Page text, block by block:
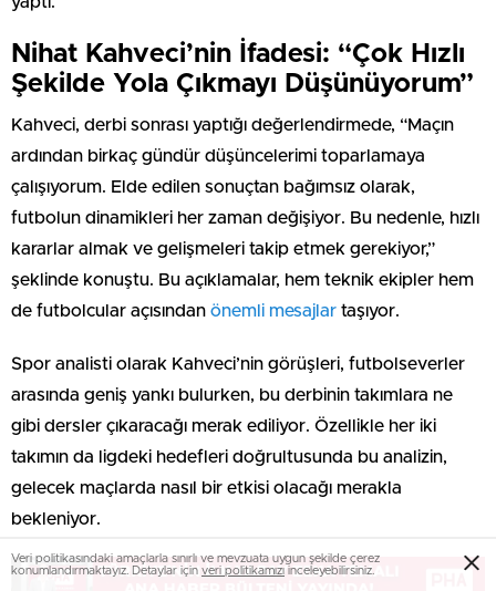
Nihat Kahveci’nin İfadesi: “Çok Hızlı
Şekilde Yola Çıkmayı Düşünüyorum”
Kahveci, derbi sonrası yaptığı değerlendirmede, “Maçın
ardından birkaç gündür düşüncelerimi toparlamaya
çalışıyorum. Elde edilen sonuçtan bağımsız olarak,
futbolun dinamikleri her zaman değişiyor. Bu nedenle, hızlı
kararlar almak ve gelişmeleri takip etmek gerekiyor,”
şeklinde konuştu. Bu açıklamalar, hem teknik ekipler hem
de futbolcular açısından önemli mesajlar taşıyor.
Spor analisti olarak Kahveci’nin görüşleri, futbolseverler
arasında geniş yankı bulurken, bu derbinin takımlara ne
gibi dersler çıkaracağı merak ediliyor. Özellikle her iki
takımın da ligdeki hedefleri doğrultusunda bu analizin,
gelecek maçlarda nasıl bir etkisi olacağı merakla
bekleniyor.
Veri politikasındaki amaçlarla sınırlı ve mevzuata uygun şekilde çerez
konumlandırmaktayız. Detaylar için veri politikamızı inceleyebilirsiniz.